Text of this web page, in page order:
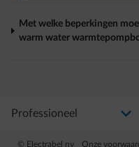
Met welke beperkingen
warm water
Selecteer uw profiel
Als u de selectie wijzigt, gaat u
© Electrabel nv Onze